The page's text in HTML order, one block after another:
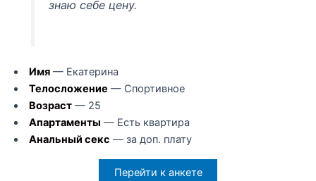
знаю себе цену.
Имя— Екатерина
Телосложение — Спортивное
Возраст— 25
Апартаменты — Есть квартира
Анальный секс — за доп. плату
Перейти к анкете